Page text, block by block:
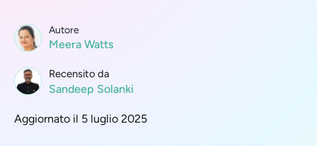
Autore
Meera Watts
Recensito da
Sandeep Solanki
Aggiornato il 5 luglio 2025